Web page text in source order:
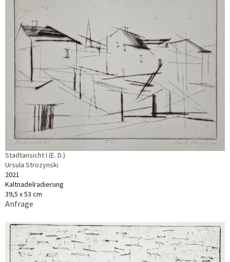
Stadtansicht I (E. D.)
Ursula Strozynski
2021
Kaltnadelradierung
39,5 x 53 cm
Anfrage